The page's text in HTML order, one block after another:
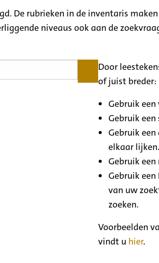
De rubrieken in de inventaris
niveaus ook aan de
Door
of juist breder:
Gebruik een
Gebruik een
Gebruik een
elkaar lijken.
Gebruik een
Gebruik een
van uw
zoeken.
Voorbeelden
vindt u hier.